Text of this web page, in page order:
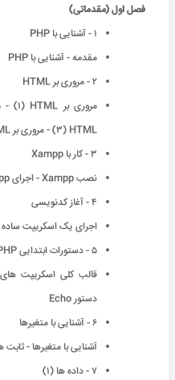
فصل اول (مقدماتی)
١ - آشنایی با PHP
مقدمه - آشنایی با PHP
٢ - مروری بر HTML
HTML (٣) - مروری بر HTML (٤)
٣ - کار با Xampp
نصب Xampp - اجرای Xampp
۴ - آغاز کدنویسی
اجرای یک اسکریپت ساده
۵ - دستورات ابتدایی PHP
دستور Echo
۶ - آشنایی با متغیرها
آشنایی با متغیرها - ثابت
٧ - داده ها (١)